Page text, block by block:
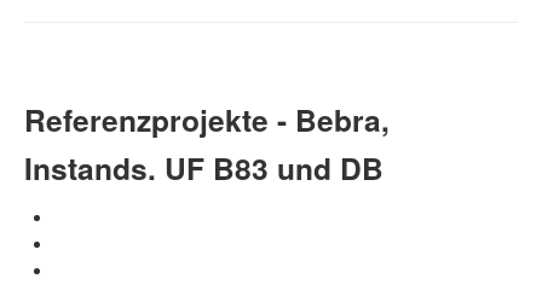
Referenzprojekte - Bebra,
Instands. UF B83 und DB